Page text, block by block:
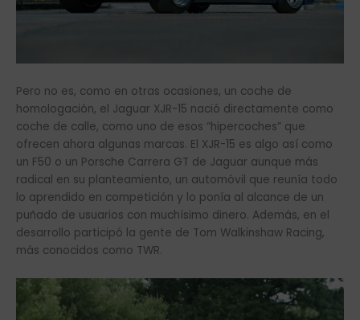
Pero no es, como en otras ocasiones, un coche de
homologación, el Jaguar XJR-15 nació directamente como
coche de calle, como uno de esos “hipercoches” que
ofrecen ahora algunas marcas. El XJR-15 es algo así como
un F50 o un Porsche Carrera GT de Jaguar aunque más
radical en su planteamiento, un automóvil que reunía todo
lo aprendido en competición y lo ponía al alcance de un
puñado de usuarios con muchísimo dinero. Además, en el
desarrollo participó la gente de Tom Walkinshaw Racing,
más conocidos como TWR.